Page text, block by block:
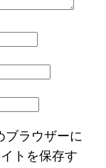
ブラウザーに
トを保存す